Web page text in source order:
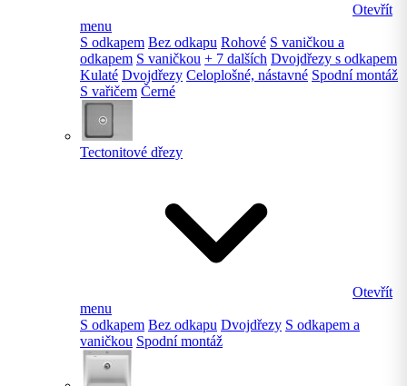
Otevřít
menu
S odkapem Bez odkapu Rohové S vaničkou a
odkapem S vaničkou + 7 dalších Dvojdřezy s odkapem
Kulaté Dvojdřezy Celoplošné, nástavné Spodní montáž
S vařičem Černé
Tectonitové dřezy
Otevřít
menu
S odkapem Bez odkapu Dvojdřezy S odkapem a
vaničkou Spodní montáž